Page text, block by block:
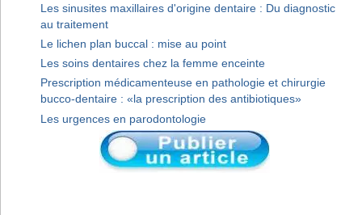
Les sinusites maxillaires d'origine dentaire : Du diagnostic
au traitement
Le lichen plan buccal : mise au point
Les soins dentaires chez la femme enceinte
Prescription médicamenteuse en pathologie et chirurgie
bucco-dentaire : «la prescription des antibiotiques»
Les urgences en parodontologie